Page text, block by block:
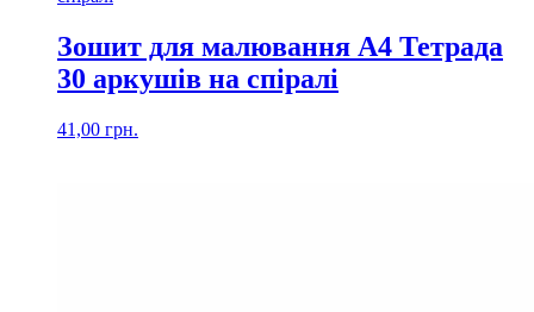
Зошит для малювання А4 Тетрада
30 аркушів на спіралі
41,00 грн.